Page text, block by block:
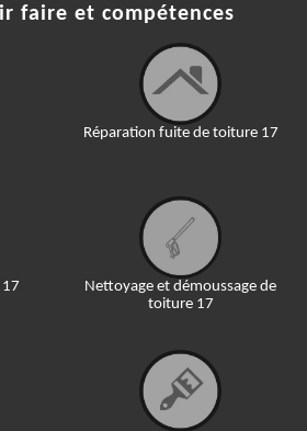
faire et compétences
17
Réparation fuite de toiture 17
Nettoyage et démoussage de
toiture 17